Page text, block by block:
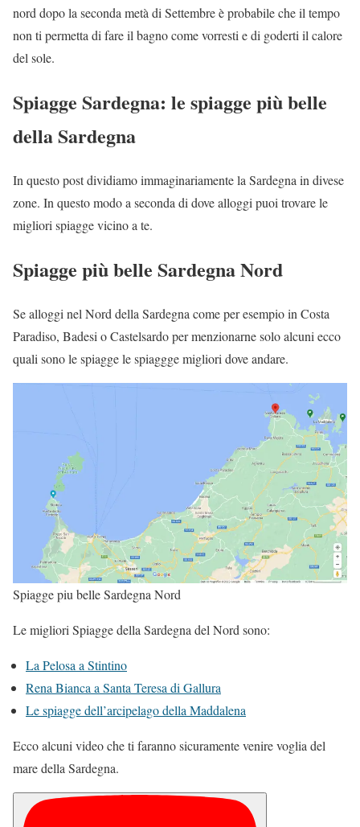
nord dopo la seconda metà di Settembre è probabile che il tempo
non ti permetta di fare il bagno come vorresti e di goderti il calore
del sole.
Spiagge Sardegna: le spiagge più belle
della Sardegna
In questo post dividiamo immaginariamente la Sardegna in divese
zone. In questo modo a seconda di dove alloggi puoi trovare le
migliori spiagge vicino a te.
Spiagge più belle Sardegna Nord
Se alloggi nel Nord della Sardegna come per esempio in Costa
Paradiso, Badesi o Castelsardo per menzionarne solo alcuni ecco
quali sono le spiagge le spiaggge migliori dove andare.
Spiagge piu belle Sardegna Nord
Le migliori Spiagge della Sardegna del Nord sono:
La Pelosa a Stintino
Rena Bianca a Santa Teresa di Gallura
Le spiagge dell’arcipelago della Maddalena
Ecco alcuni video che ti faranno sicuramente venire voglia del
mare della Sardegna.